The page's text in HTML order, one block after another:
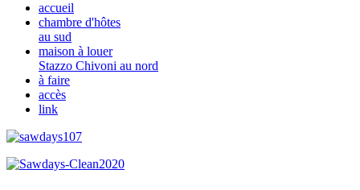
accueil
chambre d'hôtes
au sud
maison à louer
Stazzo Chivoni au nord
à faire
accès
link